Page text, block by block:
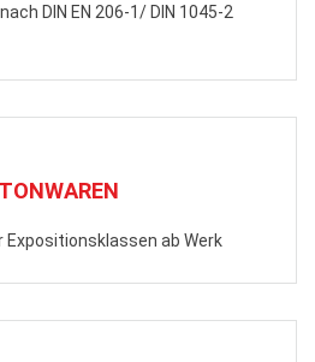
DIN EN 206-1/ DIN 1045-2
ab Werk